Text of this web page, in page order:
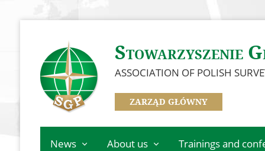
Stowarzyszenie
ASSOCIATION OF POLISH
ZARZĄD GŁÓWNY
News About us Trainings and